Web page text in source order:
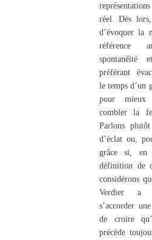
réel. Dès
d’évoquer la
référence
spontanéité
préférant
le temps d’un
pour
combler la
Parlons
d’éclat ou,
grâce si, en
définition de
considérons
Verdier a
s’accorder
de croire
précède